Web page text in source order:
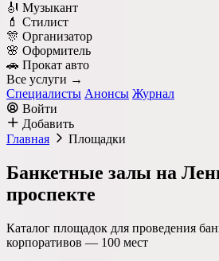
🎻 Музыкант
💄 Стилист
🎊 Организатор
🌸 Оформитель
🚗 Прокат авто
Все услуги →
Специалисты Анонсы Журнал
Войти
Добавить
Главная
Площадки
Банкетные залы на
проспекте
Каталог площадок для проведения
корпоративов — 100 мест